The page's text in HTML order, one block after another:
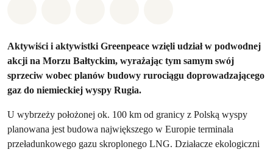
Aktywiści i aktywistki Greenpeace wzięli udział w podwodnej
akcji na Morzu Bałtyckim, wyrażając tym samym swój
sprzeciw wobec planów budowy rurociągu doprowadzającego
gaz do niemieckiej wyspy Rugia.
U wybrzeży położonej ok. 100 km od granicy z Polską wyspy
planowana jest budowa największego w Europie terminala
przeładunkowego gazu skroplonego LNG. Działacze ekologiczni